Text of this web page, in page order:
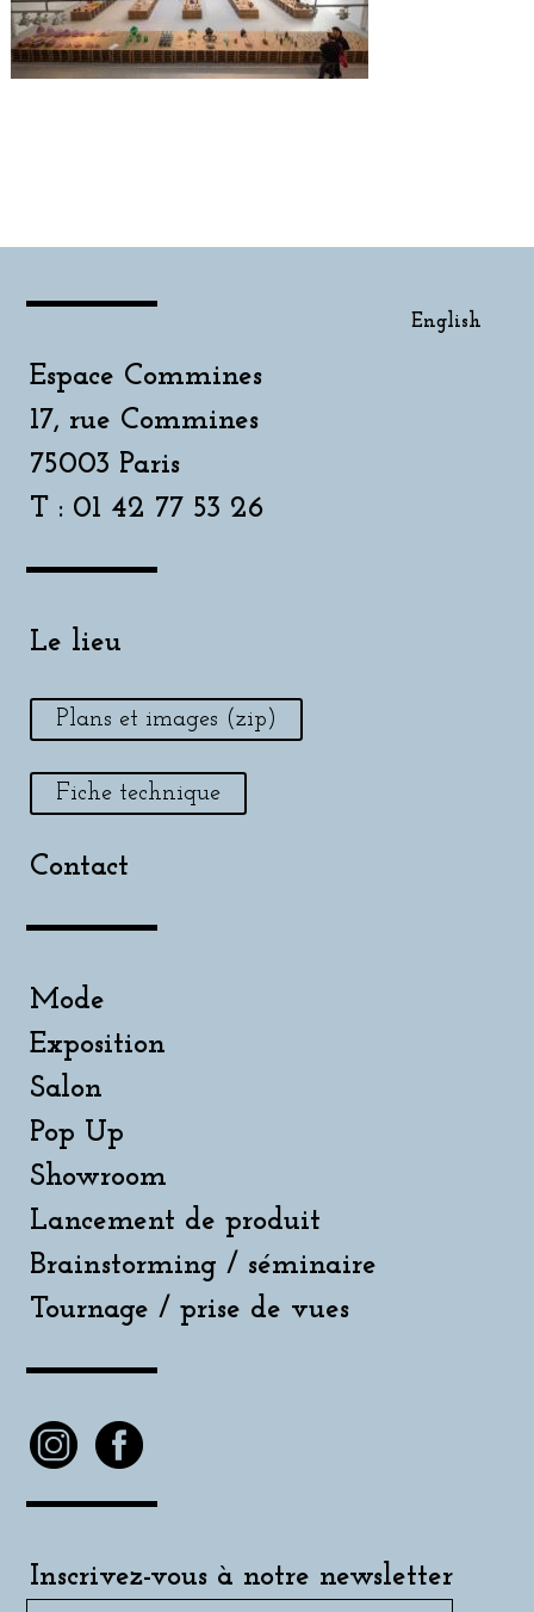
Espace Commines
17, rue Commines
75003 Paris
T : 01 42 77 53 26
Le lieu
Plans et images (zip)
Fiche technique
Contact
Mode
Exposition
Salon
Pop Up
Showroom
Lancement de produit
Brainstorming / séminaire
Tournage / prise de vues
Inscrivez-vous à notre newsletter
English